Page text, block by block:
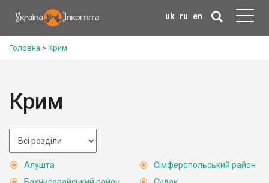
uk ru en
Головна > Крим
Крим
Алушта
Сімферопольський район